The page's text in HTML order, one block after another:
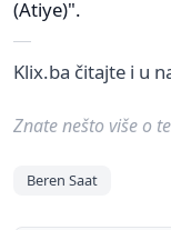
(Atiye)".
Klix.ba čitajte i u
Znate nešto više o
Beren Saat